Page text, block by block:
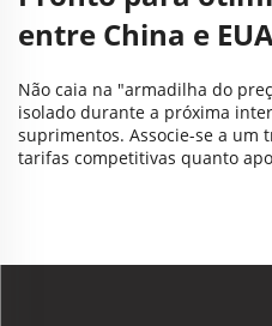
entre China e
Não caia na "armadilha do
isolado durante a próxima
suprimentos. Associe-se a um
tarifas competitivas quanto